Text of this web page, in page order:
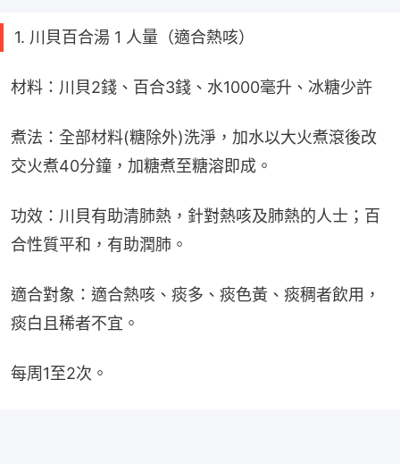
1. 川貝百合湯 1 人量（適合熱咳）
材料：川貝2錢、百合3錢、水1000毫升、冰糖少許
煮法：全部材料(糖除外)洗淨，加水以大火煮滾後改
交火煮40分鐘，加糖煮至糖溶即成。
功效：川貝有助清肺熱，針對熱咳及肺熱的人士；百
合性質平和，有助潤肺。
適合對象：適合熱咳、痰多、痰色黃、痰稠者飲用，
痰白且稀者不宜。
每周1至2次。